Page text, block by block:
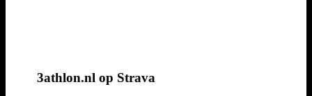
3athlon.nl op Strava